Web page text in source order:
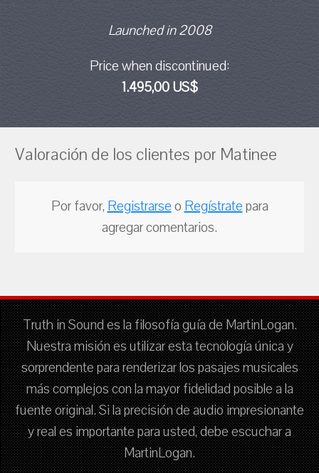
Launched in 2008
Price when discontinued:
1.495,00 US$
Valoración de los clientes por Matinee
Por favor, Registrarseo Regístratepara
agregar comentarios.
Truth in Sound es la filosofía guía de MartinLogan.
Nuestra misión es utilizar esta tecnología única y
sorprendente para renderizar los pasajes musicales
más complejos con la mayor fidelidad posible a la
fuente original. Si la precisión de audio impresionante
y real es importante para usted, debe escuchar a
MartinLogan.